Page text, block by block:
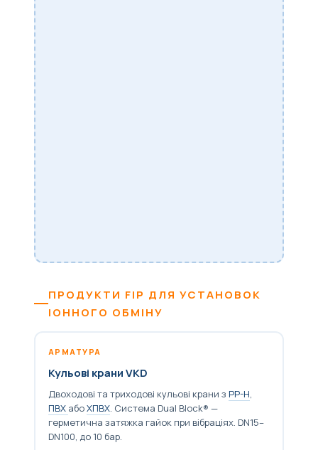
ПРОДУКТИ FIP ДЛЯ УСТАНОВОК
ІОННОГО ОБМІНУ
АРМАТУРА
Кульові крани VKD
Двоходові та триходові кульові крани з PP-H
ПВХ абоХПВХ. Система Dual Block® —
герметична затяжка гайок при вібраціях. DN15–
DN100, до 10 бар.